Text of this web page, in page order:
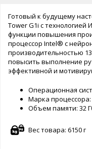
Готовый к будущему
Tower G1i с
функции повышения
процессор Intel® с
производительностью
повысить выполнение
эффективной и
Операционная
Марка
Объем памяти: 32
Вес товара: 6150 г